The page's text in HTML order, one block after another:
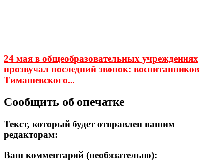
24 мая в общеобразовательных учреждениях
прозвучал последний звонок: воспитанников
Тимашевского...
Сообщить об опечатке
Текст, который будет отправлен нашим
редакторам:
Ваш комментарий (необязательно):